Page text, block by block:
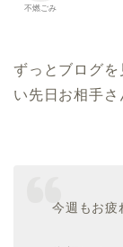
不燃ごみ
ずっとブログ
い先日お相手
今週もお疲